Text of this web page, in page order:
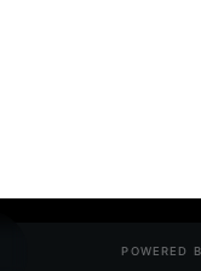
POWERED